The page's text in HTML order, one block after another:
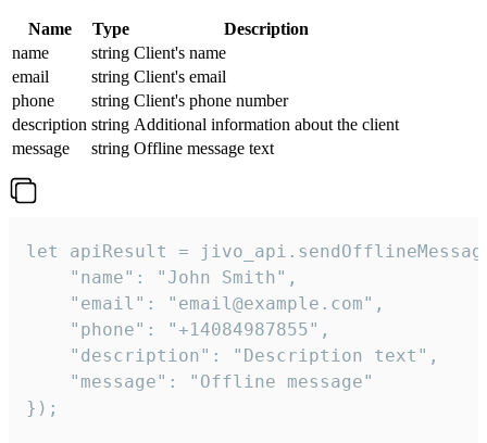
Name Type
Description
name
string Client's name
email
string Client's email
phone
string Client's phone number
description string Additional information about the client
message
string Offline message text
let apiResult =
    "name": "John Smith",
    "email": "email@example.com",
    "phone": "+14084987855",
    "description": "Description text",
    "message": "Offline message"
});